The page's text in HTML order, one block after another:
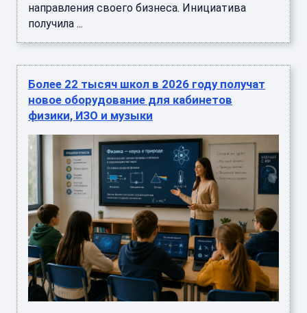
направления своего бизнеса. Инициатива
получила ...
Более 22 тысяч школ в 2026 году получат
новое оборудование для кабинетов
физики, ИЗО и музыки